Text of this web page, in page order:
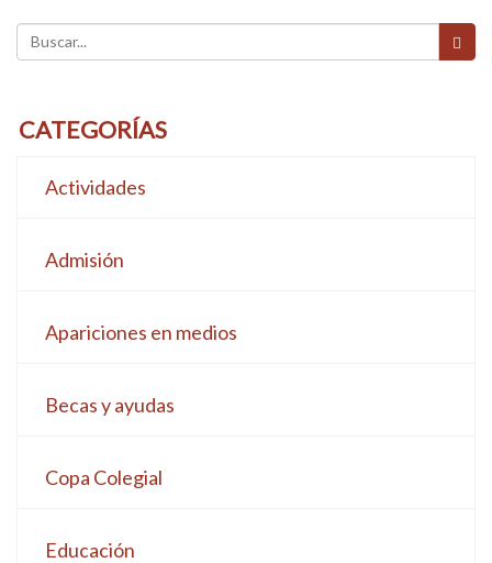
CATEGORÍAS
Actividades
Admisión
Apariciones en medios
Becas y ayudas
Copa Colegial
Educación